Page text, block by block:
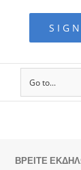
Go to...
ΒΡΕΊΤΕ